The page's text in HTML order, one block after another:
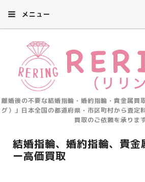
メニュー
離婚後の不要な結婚指輪・婚約指輪・貴金属買
グ）」日本全国の都道府県・市区町村から査定
買取のご依頼を承ります
結婚指輪、婚約指輪、貴金
ー高価買取